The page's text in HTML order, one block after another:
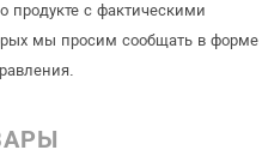
продукте с фактическими
мы просим сообщать в форме